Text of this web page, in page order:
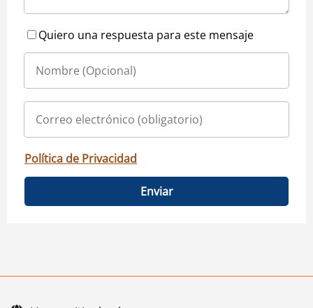
Quiero una respuesta para este mensaje
Política de Privacidad
Enviar